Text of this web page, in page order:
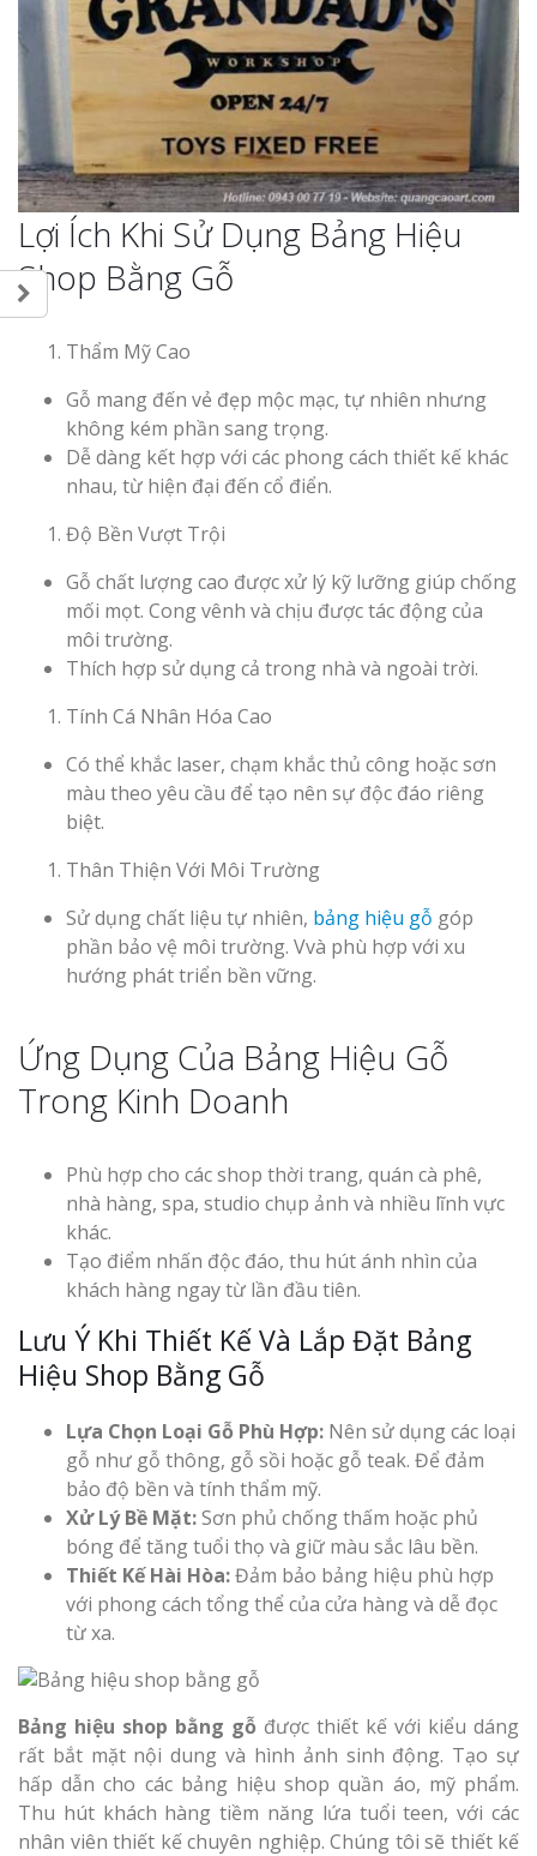
Lợi Ích Khi Sử Dụng Bảng Hiệu
Shop Bằng Gỗ
Thẩm Mỹ Cao
Gỗ mang đến vẻ đẹp mộc mạc, tự nhiên nhưng
không kém phần sang trọng.
Dễ dàng kết hợp với các phong cách thiết kế khác
nhau, từ hiện đại đến cổ điển.
Độ Bền Vượt Trội
Gỗ chất lượng cao được xử lý kỹ lưỡng giúp chống
mối mọt. Cong vênh và chịu được tác động của
môi trường.
Thích hợp sử dụng cả trong nhà và ngoài trời.
Tính Cá Nhân Hóa Cao
Có thể khắc laser, chạm khắc thủ công hoặc sơn
màu theo yêu cầu để tạo nên sự độc đáo riêng
biệt.
Thân Thiện Với Môi Trường
Sử dụng chất liệu tự nhiên, bảng hiệu gỗ góp
phần bảo vệ môi trường. Vvà phù hợp với xu
hướng phát triển bền vững.
Ứng Dụng Của Bảng Hiệu Gỗ
Trong Kinh Doanh
Phù hợp cho các shop thời trang, quán cà phê,
nhà hàng, spa, studio chụp ảnh và nhiều lĩnh vực
khác.
Tạo điểm nhấn độc đáo, thu hút ánh nhìn của
khách hàng ngay từ lần đầu tiên.
Lưu Ý Khi Thiết Kế Và Lắp Đặt Bảng
Hiệu Shop Bằng Gỗ
Lựa Chọn Loại Gỗ Phù Hợp: Nên sử dụng các loại
gỗ như gỗ thông, gỗ sồi hoặc gỗ teak. Để đảm
bảo độ bền và tính thẩm mỹ.
Xử Lý Bề Mặt:Sơn phủ chống thấm hoặc phủ
bóng để tăng tuổi thọ và giữ màu sắc lâu bền.
Thiết Kế Hài Hòa:Đảm bảo bảng hiệu phù hợp
với phong cách tổng thể của cửa hàng và dễ đọc
từ xa.
Bảng hiệu shop bằng gỗ được thiết kế với kiểu dáng
rất bắt mặt nội dung và hình ảnh sinh động. Tạo sự
hấp dẫn cho các bảng hiệu shop quần áo, mỹ phẩm.
Thu hút khách hàng tiềm năng lứa tuổi teen, với các
nhân viên thiết kế chuyên nghiệp. Chúng tôi sẽ thiết kế
Làm biển
Nghệ An giá
Nghệ An Nâng Tầm
Làm Hộp
Nghiệp
Làm Biển
Làm biển
tại Vinh Nghệ An
Nam Đàn Uy Tín Giá
Mỹ Phẩm Vinh Thu
Hàng
Top 10 Mẫu
Làm Bảng
Thuốc Nghệ An
Mỏng Nghệ
Hút